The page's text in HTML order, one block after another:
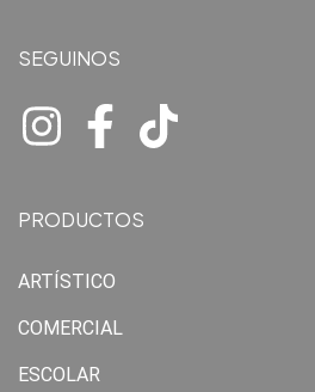
SEGUINOS
PRODUCTOS
ARTÍSTICO
COMERCIAL
ESCOLAR